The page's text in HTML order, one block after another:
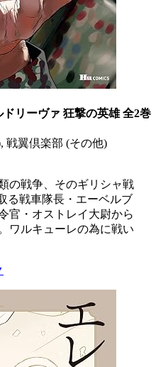
ドリーヴァ 狂撃の英雄 全2巻
戦翼倶楽部 (その他)
の戦争、そのギリシャ戦
る戦車隊長・エーベルブ
官・オストレイ大尉から
ルキューレの為に戦い